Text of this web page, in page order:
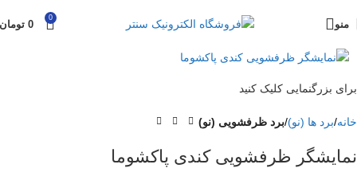
منو
0
0 تومان
برای بزرگنمایی کلیک کنید
خانه برد ها (نو) برد ظرفشویی (نو)
نمایشگر ظرفشویی کندی پاکشوما